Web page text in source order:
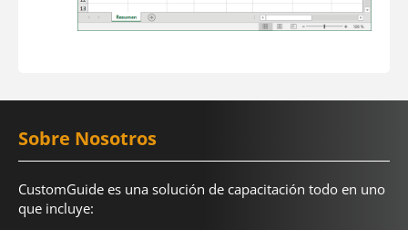
Sobre Nosotros
CustomGuide es una solución de capacitación todo en uno
que incluye: